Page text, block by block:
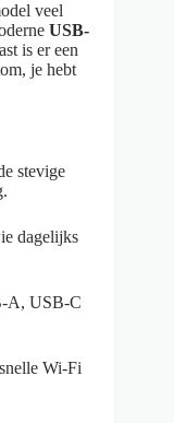
veel
USB-
is er een
je hebt
stevige
dagelijks
A, USB-C
Wi-Fi